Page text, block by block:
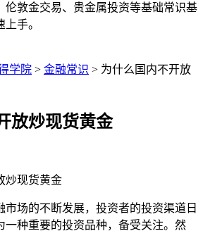
伦敦金交易、贵金属投资等基础常识基
手。
学院 > 金融常识 > 为什么国内不开放
放炒现货黄金
炒现货黄金
市场的不断发展，投资者的投资渠道日
一种重要的投资品种，备受关注。然